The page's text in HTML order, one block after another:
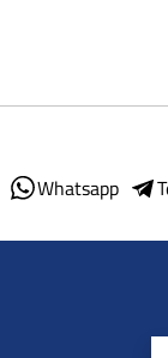
Whatsapp